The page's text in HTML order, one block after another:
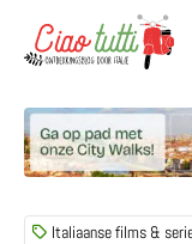
Italiaanse films &